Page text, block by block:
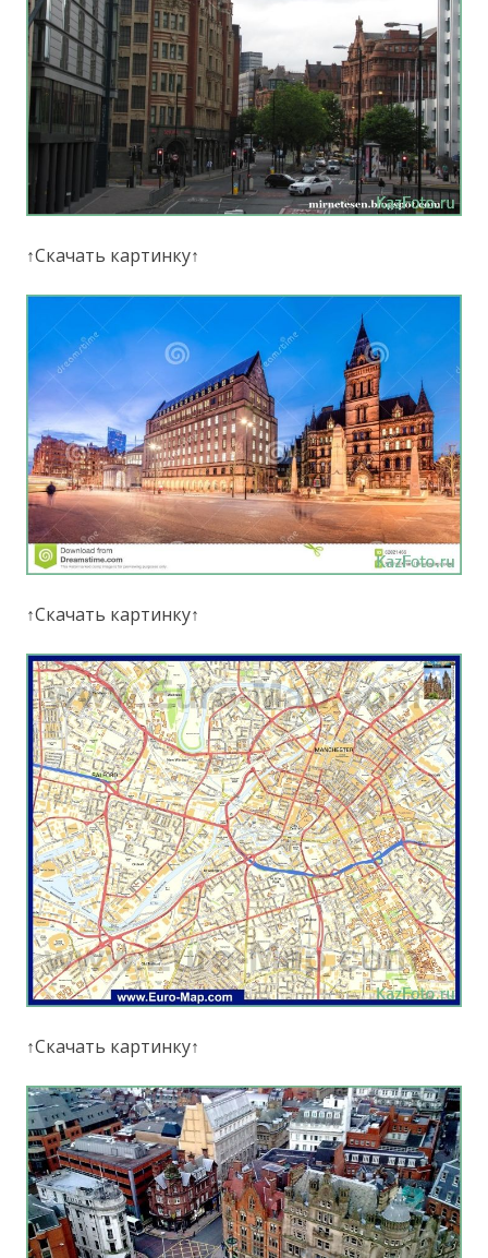
↑Скачать картинку↑
↑Скачать картинку↑
↑Скачать картинку↑